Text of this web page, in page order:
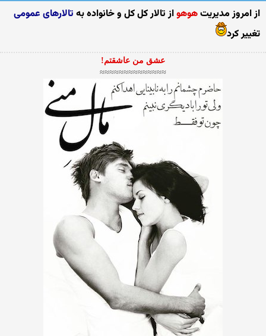
از امروز مدیریتهوهواز تالار کل کل و خانواده به تالارهای عمومی
تغییر کرد
عشق من عاشقتم!
≈≈≈≈≈≈≈≈≈≈≈≈≈≈